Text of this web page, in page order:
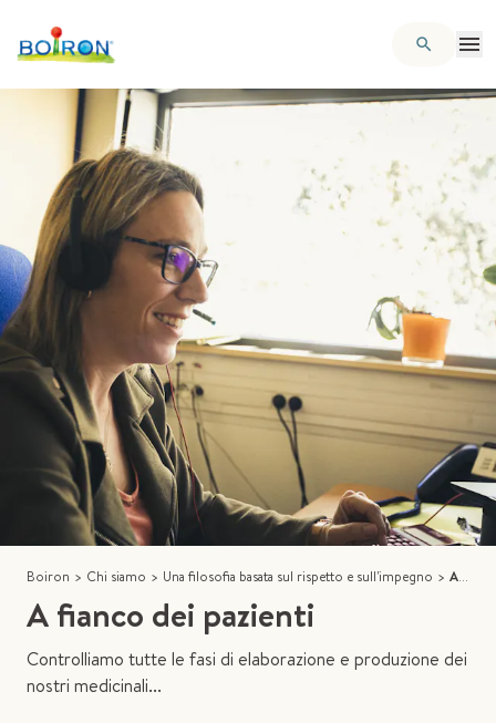
Boiron > Chi siamo > Una filosofia basata sul rispetto e sull'impegno > A fianco dei pazienti
A fianco dei pazienti
Controlliamo tutte le fasi di elaborazione e produzione dei
nostri medicinali...